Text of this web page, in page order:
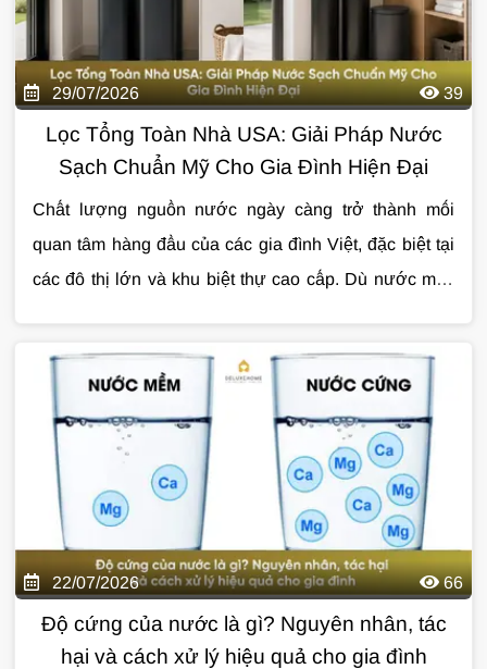
29/07/2026 39
Lọc Tổng Toàn Nhà USA: Giải Pháp Nước
Sạch Chuẩn Mỹ Cho Gia Đình Hiện Đại
Chất lượng nguồn nước ngày càng trở thành mối
quan tâm hàng đầu của các gia đình Việt, đặc biệt tại
các đô thị lớn và khu biệt thự cao cấp. Dù nước máy
truyền tải qua đường ống vẫn có thể khiến nước phát
sinh cặn bẩn, clo dư, kim loại nặng hoặc các tạp chất
ảnh hưởng đến sức khỏe và tuổi thọ thiết bị.
nhiều gia đình lựa chọn như một giải pháp xử lý nước
toàn diện ngay từ đầu nguồn. Với công nghệ tiên tiến,
tiêu chuẩn chất lượng khắt khe cùng độ bền cao, hệ
thống mang đến nguồn nước sạch cho mọi hoạt động
sinh hoạt hằng ngày, từ tắm rửa, giặt giũ đến bảo vệ
thiết bị và cấp nước cho máy lọc uống trực tiếp.
22/07/2026 66
Độ cứng của nước là gì? Nguyên nhân, tác
hại và cách xử lý hiệu quả cho gia đình